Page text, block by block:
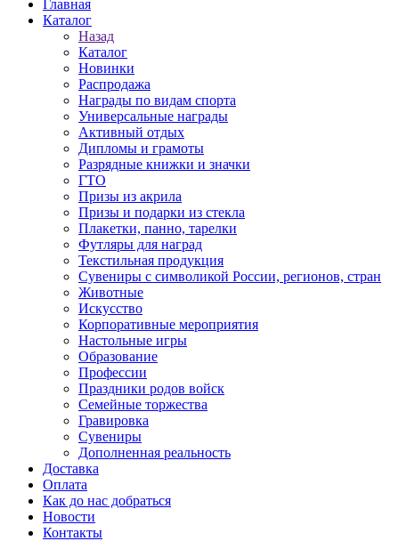
Главная
Каталог
Назад
Каталог
Новинки
Распродажа
Награды по видам спорта
Универсальные награды
Активный отдых
Дипломы и грамоты
Разрядные книжки и значки
ГТО
Призы из акрила
Призы и подарки из стекла
Плакетки, панно, тарелки
Футляры для наград
Текстильная продукция
Сувениры с символикой России, регионов, стран
Животные
Искусство
Корпоративные мероприятия
Настольные игры
Образование
Профессии
Праздники родов войск
Семейные торжества
Гравировка
Сувениры
Дополненная реальность
Доставка
Оплата
Как до нас добраться
Новости
Контакты